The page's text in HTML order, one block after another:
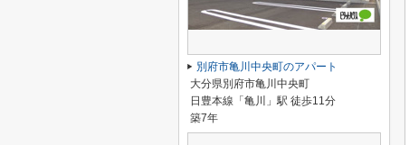
別府市亀川中央町のアパート
大分県別府市亀川中央町
日豊本線「亀川」駅 徒歩11分
築7年